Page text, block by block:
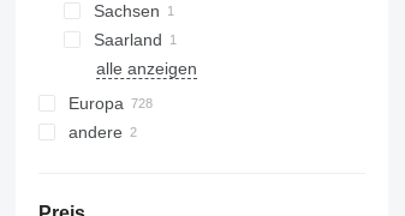
Wesseling
Westerstede
Balingen
Tübingen
Sachsen
Chemnitz
Saarland
Saarbrücken
Burghaun
alle anzeigen
Europa
Spanien
andere